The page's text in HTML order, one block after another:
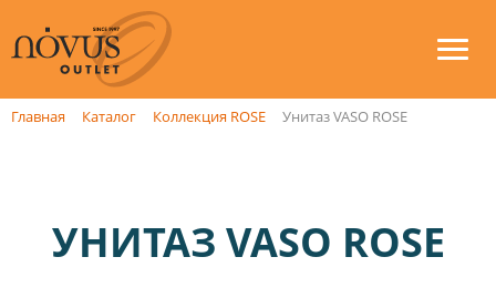
Главная Каталог Коллекция ROSE Унитаз VASO ROSE
УНИТАЗ VASO ROSE